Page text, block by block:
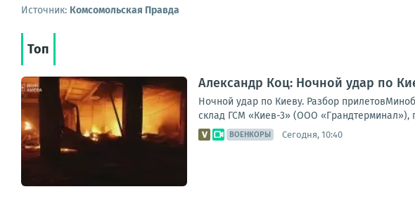
Источник: Комсомольская Правда
Топ
Александр Коц: Ночной удар по
Ночной удар по Киеву. Разбор
склад ГСМ «Киев-3» (ООО «Грандтерминал»),
ВОЕНКОРЫ Сегодня, 10:40